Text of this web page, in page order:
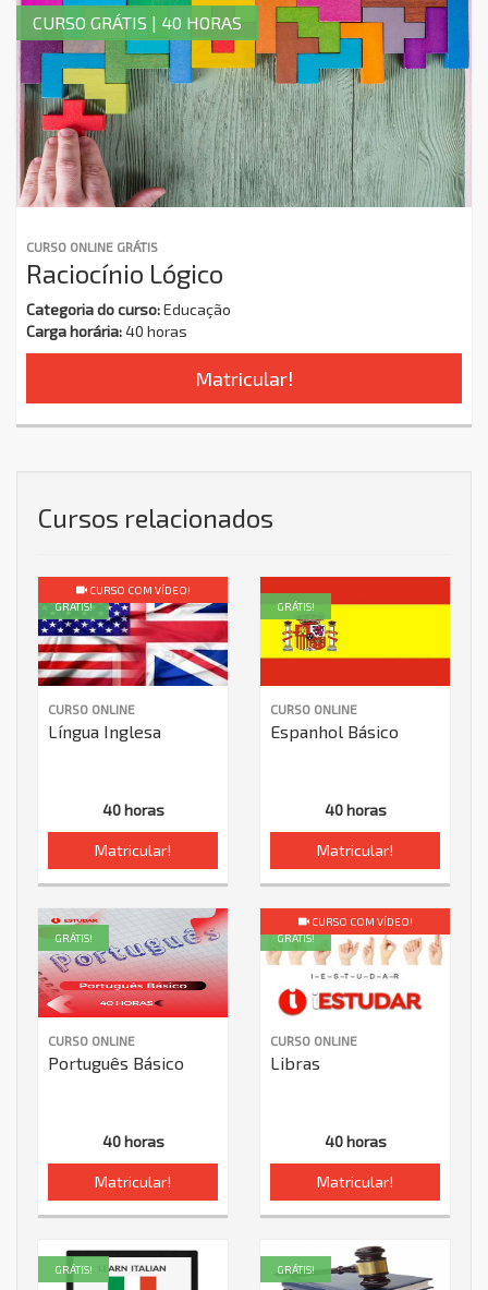
CURSO ONLINE GRÁTIS
Raciocínio Lógico
Categoria do curso:Educação
Carga horária:40 horas
Matricular!
CURSO GRÁTIS | 40 HORAS
Cursos relacionados
CURSO ONLINE
Língua Inglesa
40 horas
Matricular!
GRÁTIS!
CURSO COM VÍDEO!
CURSO ONLINE
Espanhol Básico
40 horas
Matricular!
GRÁTIS!
CURSO ONLINE
Português Básico
40 horas
Matricular!
GRÁTIS!
CURSO ONLINE
Libras
40 horas
Matricular!
GRÁTIS!
CURSO COM VÍDEO!
GRÁTIS! GRÁTIS!